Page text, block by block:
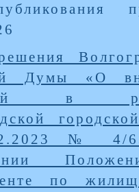
Думы «О
в
№ 4/
по